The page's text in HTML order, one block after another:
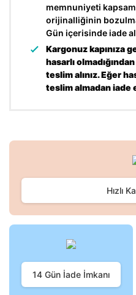
memnuniyeti
orijinalliğinin
Gün içerisinde iade
Kargonuz kapınıza
hasarlı
teslim alınız. Eğer
teslim almadan iade
Bu ürüne ilk
kullanarak tarafımıza
Ürün resmi kalitesiz, bozuk
Bu ürüne benzer farklı
Hızlı
14 Gün İade İmkanı